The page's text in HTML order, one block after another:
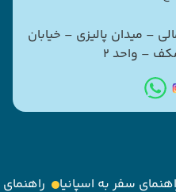
– میدان پالیزی – خیابان
سفر به اسپانیا